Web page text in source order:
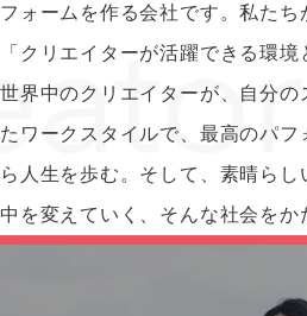
フォームを作る会社です。私たち
「クリエイターが活躍できる環境
世界中のクリエイターが、自分の
たワークスタイルで、最高のパ
ら人生を歩む。そして、素晴ら
中を変えていく、そんな社会をか